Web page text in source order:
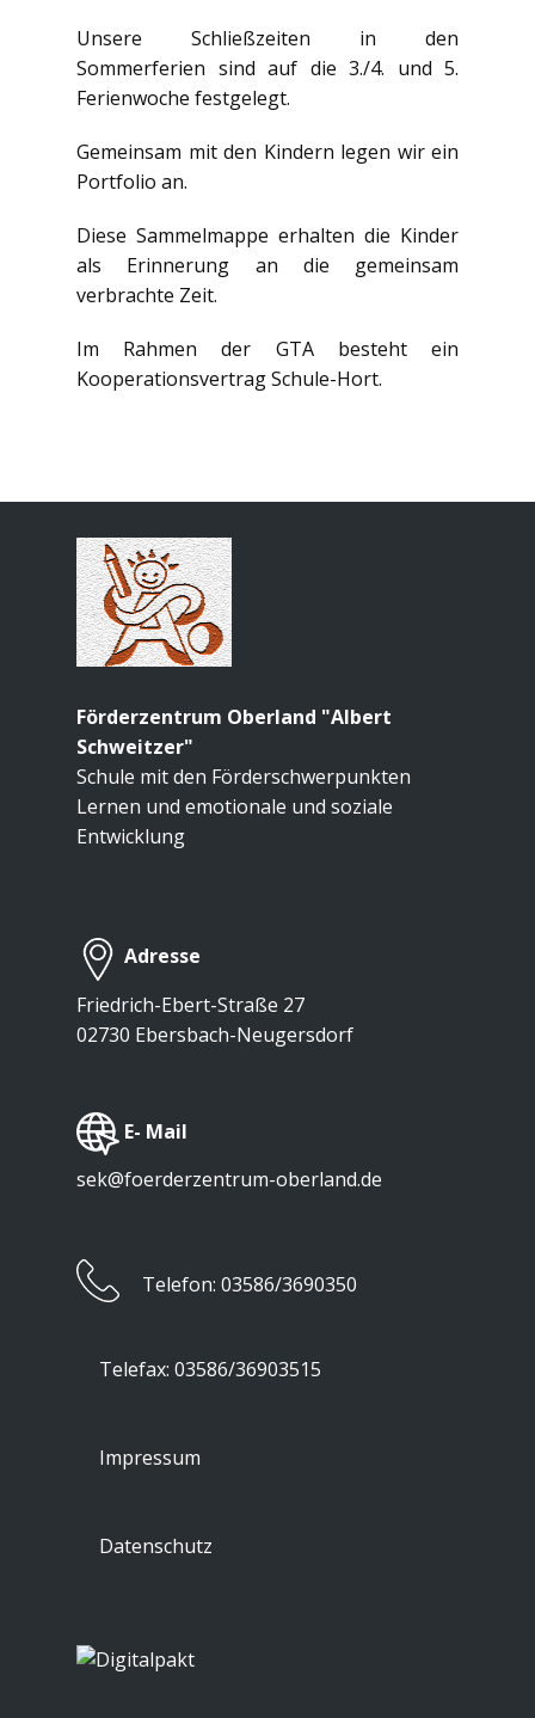
Unsere Schließzeiten in den
Sommerferien sind auf die 3./4. und 5.
Ferienwoche festgelegt.
Gemeinsam mit den Kindern legen wir ein
Portfolio an.
Diese Sammelmappe erhalten die Kinder
als Erinnerung an die gemeinsam
verbrachte Zeit.
Im Rahmen der GTA besteht ein
Kooperationsvertrag Schule-Hort.
Förderzentrum Oberland "Albert
Schweitzer"
Schule mit den Förderschwerpunkten
Lernen und emotionale und soziale
Entwicklung
Adresse
Friedrich-Ebert-Straße 27
02730 Ebersbach-Neugersdorf
​E- Mail
sek@foerderzentrum-oberland.de
​Telefon: 03586/3690350
​Telefax: 03586/36903515
Impressum
Datenschutz